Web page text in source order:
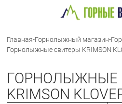
Главная-Горнолыжный магазин-
Горнолыжные свитеры KRIMSON
ГОРНОЛЫЖНЫЕ
KRIMSON